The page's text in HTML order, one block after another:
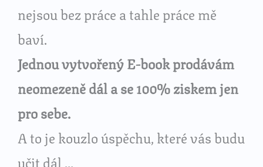
nejsou bez práce a tahle práce mě
baví.
Jednou vytvořený E-book prodávám
neomezeně dál a se 100% ziskem jen
pro sebe.
A to je kouzlo úspěchu, které vás budu
učit dál …